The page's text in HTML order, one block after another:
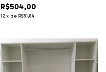
R$504,00
12 x de R$51,84